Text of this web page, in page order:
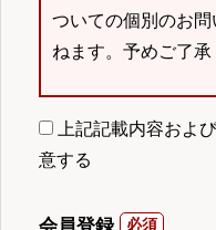
ついての個別のお
ねます。予めご了承
上記記載内容およ
意する
会員登録